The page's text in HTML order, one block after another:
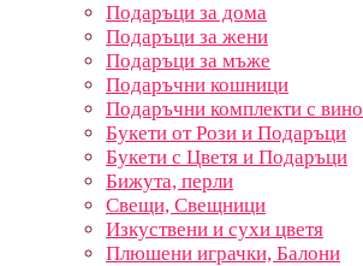
Подаръци за дома
Подаръци за жени
Подаръци за мъже
Подаръчни кошници
Подаръчни комплекти с вино
Букети от Рози и Подаръци
Букети с Цветя и Подаръци
Бижута, перли
Свещи, Свещници
Изкуствени и сухи цветя
Плюшени играчки, Балони